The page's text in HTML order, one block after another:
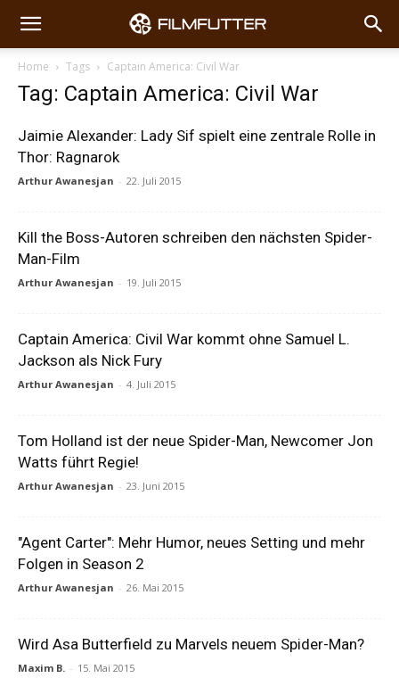
Home Tags Captain America: Civil War
Tag: Captain America: Civil War
Jaimie Alexander: Lady Sif spielt eine zentrale Rolle in
Thor: Ragnarok
Arthur Awanesjan - 22. Juli 2015
Kill the Boss-Autoren schreiben den nächsten Spider-
Man-Film
Arthur Awanesjan - 19. Juli 2015
Captain America: Civil War kommt ohne Samuel L.
Jackson als Nick Fury
Arthur Awanesjan - 4. Juli 2015
Tom Holland ist der neue Spider-Man, Newcomer Jon
Watts führt Regie!
Arthur Awanesjan - 23. Juni 2015
"Agent Carter": Mehr Humor, neues Setting und mehr
Folgen in Season 2
Arthur Awanesjan - 26. Mai 2015
Wird Asa Butterfield zu Marvels neuem Spider-Man?
Maxim B. - 15. Mai 2015